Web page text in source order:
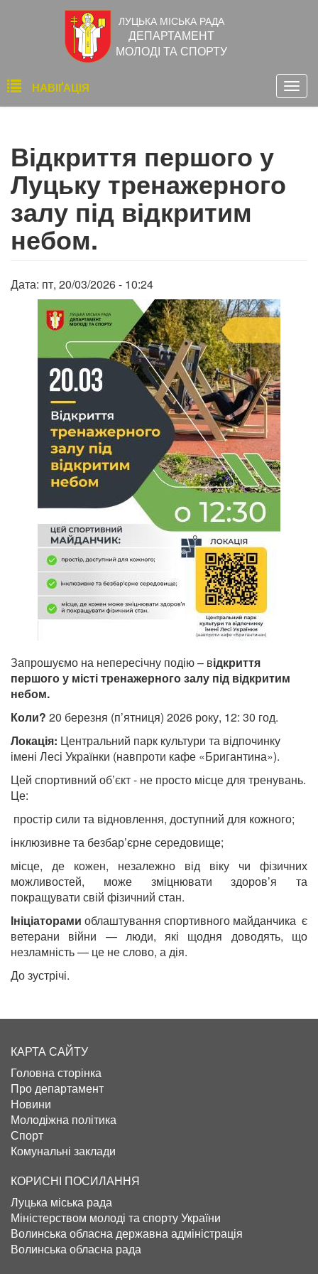
ЛУЦЬКА МІСЬКА РАДА
ДЕПАРТАМЕНТ
МОЛОДІ ТА СПОРТУ
Основна
навіґація
НАВІҐАЦІЯ
Відкриття першого у
Луцьку тренажерного
залу під відкритим
небом.
Дата: пт, 20/03/2026 - 10:24
Запрошуємо на непересічну подію – відкриття
першого у місті тренажерного залу під відкритим
небом.
Коли? 20 березня (п’ятниця) 2026 року, 12: 30 год.
Локація: Центральний парк культури та відпочинку
імені Лесі Українки (навпроти кафе «Бригантина»).
Цей спортивний об’єкт - не просто місце для тренувань.
Це:
простір сили та відновлення, доступний для кожного;
інклюзивне та безбар’єрне середовище;
місце, де кожен, незалежно від віку чи фізичних
можливостей, може зміцнювати здоров’я та
покращувати свій фізичний стан.
Ініціаторами облаштування спортивного майданчика є
ветерани війни — люди, які щодня доводять, що
незламність — це не слово, а дія.
До зустрічі.
КАРТА САЙТУ
Головна сторінка
Про департамент
Новини
Молодіжна політика
Спорт
Комунальні заклади
КОРИСНІ ПОСИЛАННЯ
Луцька міська рада
Міністерством молоді та спорту України
Волинська обласна державна адміністрація
Волинська обласна рада